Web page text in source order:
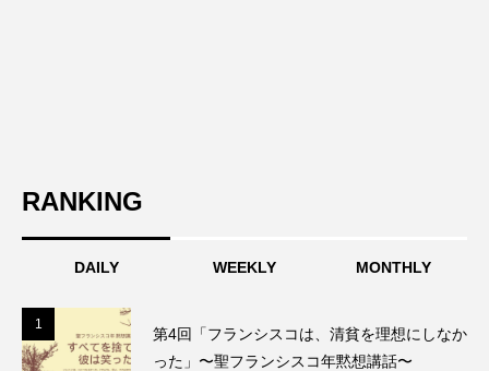
RANKING
DAILY WEEKLY MONTHLY
1
第4回「フランシスコは、清貧を理想にしなか
った」〜聖フランシスコ年黙想講話〜